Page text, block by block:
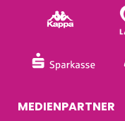
MEDIENPARTNER